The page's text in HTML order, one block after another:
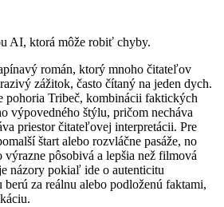
AI, ktorá môže robiť chyby.
román, ktorý mnoho čitateľov
zážitok, často čítaný na jeden dych.
pohoria Tribeč, kombinácii faktických
výpovedného štýlu, pričom necháva
priestor čitateľovej interpretácii. Pre
štart alebo rozvláčne pasáže, no
pôsobivá a lepšia než filmová
názory pokiaľ ide o autenticitu
za reálnu alebo podloženú faktami,